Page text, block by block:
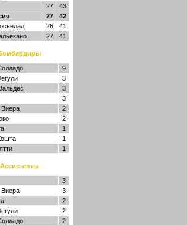
27
43
27
42
26
41
27 41
9
3
3
3
Виера
2
2
1
1
1
Ассистенты
3
Виера
3
2
2
2